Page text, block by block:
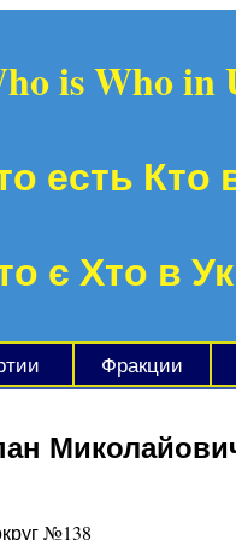
is Who in
есть Кто
є Хто в
Фракции
№138